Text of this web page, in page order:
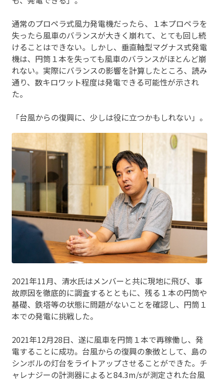
通常のプロペラ式風力発電機だったら、１本プロペラを
失ったら風車のバランスが大きく崩れて、とても回し続
けることはできない。しかし、垂直軸型マグナス式発電
機は、円筒１本を失っても風車のバランスがほとんど崩
れない。実際にバランスの影響を計算したところ、読み
通り、数キロワット程度は発電できる可能性が示され
た。
「台風からの復興に、少しは役に立つかもしれない」。
2021年11月、清水氏はメンバーと共に現地に飛び、事
故原因を徹底的に調査するとともに、残る１本の円筒や
基礎、鉄塔等の状態に問題がないことを確認し、円筒１
本での発電に挑戦した。
2021年12月28日、遂に風車を円筒１本で再稼働し、発
電することに成功。台風からの復興の象徴として、島の
シンボルの灯台をライトアップさせることができた。チ
ャレナジーの計測器によると84.3m/sが測定された台風